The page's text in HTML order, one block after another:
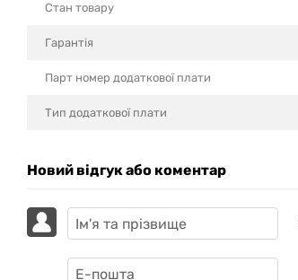
Стан товару
Гарантія
Парт номер додаткової плати
Тип додаткової плати
Новий відгук або коментар